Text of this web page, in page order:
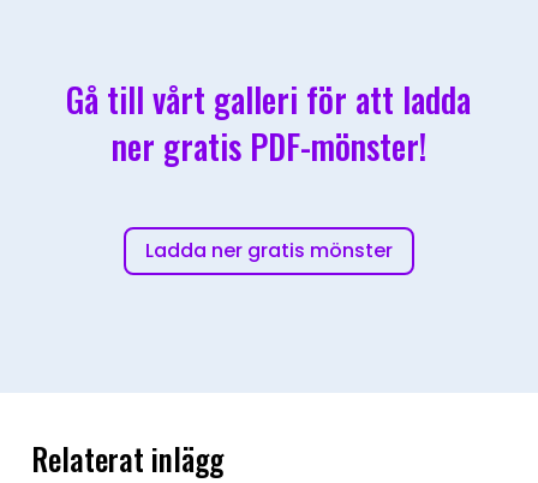
Gå till vårt galleri för att ladda
ner gratis PDF-mönster!
Ladda ner gratis mönster
Relaterat inlägg